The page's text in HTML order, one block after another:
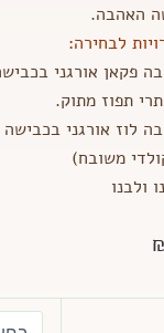
האהבה.
לבחירה:
פקאן אורגני
תפוז מתוק.
לוז אורגני
משובח)
ולבנו